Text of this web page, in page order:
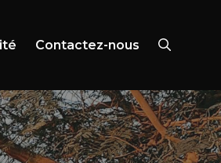
Contactez-nous